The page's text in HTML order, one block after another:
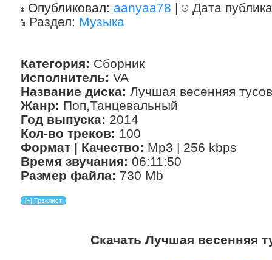
Опубликовал: aanyaa78 |
Дата
Раздел: Музыка
Категория: Сборник
Исполнитель: VA
Название диска: Лучшая весенняя
Жанр: Поп,Танцевальный
Год выпуска: 2014
Кол-во треков: 100
Формат | Качество: Mp3 | 256 kbps
Время звучания: 06:11:50
Размер файла: 730 Mb
Скачать Лучшая весенняя